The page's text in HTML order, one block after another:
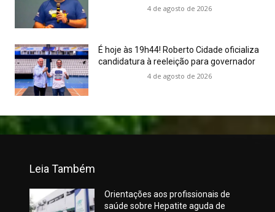
4 de agosto de 2026
É hoje às 19h44! Roberto Cidade oficializa
candidatura à reeleição para governador
4 de agosto de 2026
Leia Também
Orientações aos profissionais de
saúde sobre Hepatite aguda de